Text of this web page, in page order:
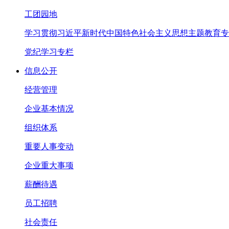
工团园地
学习贯彻习近平新时代中国特色社会主义思想主题教育
党纪学习专栏
信息公开
经营管理
企业基本情况
组织体系
重要人事变动
企业重大事项
薪酬待遇
员工招聘
社会责任